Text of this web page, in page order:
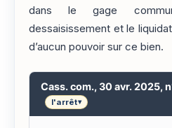
dans le gage
dessaisissement et le
d’aucun pouvoir sur ce bien.
Cass. com., 30 avr. 2025,
l'arrêt▾